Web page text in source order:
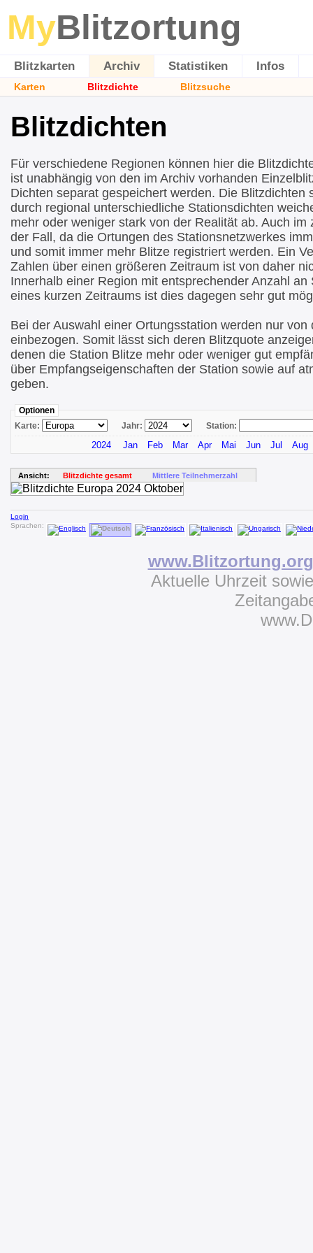
MyBlitzortung
Blitzkarten Archiv Statistiken Infos
Karten Blitzdichte Blitzsuche
Blitzdichten
Für verschiedene Regionen können hier die
ist unabhängig von den im Archiv vorhanden
Dichten separat gespeichert werden. Die Blitzdichten
durch regional unterschiedliche Stationsdichten
mehr oder weniger stark von der Realität ab. Auch im
der Fall, da die Ortungen des Stationsnetzwerkes
und somit immer mehr Blitze registriert werden. Ein
Zahlen über einen größeren Zeitraum ist von daher
Innerhalb einer Region mit entsprechender Anzahl
eines kurzen Zeitraums ist dies dagegen sehr gut
Bei der Auswahl einer Ortungsstation werden nur
einbezogen. Somit lässt sich deren Blitzquote
denen die Station Blitze mehr oder weniger gut
über Empfangseigenschaften der Station sowie auf
geben.
Optionen
Karte:
Jahr: Station:
2024 Jan Feb Mar Apr Mai Jun Jul Aug
Ansicht: Blitzdichte gesamt Mittlere Teilnehmerzahl
Login
Sprachen:
www.Blitzortung.org
Aktuelle Uhrzeit